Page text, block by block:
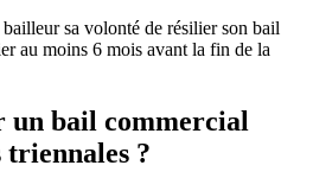
sa volonté de résilier son bail
au moins 6 mois avant la fin de la
un bail commercial
triennales ?